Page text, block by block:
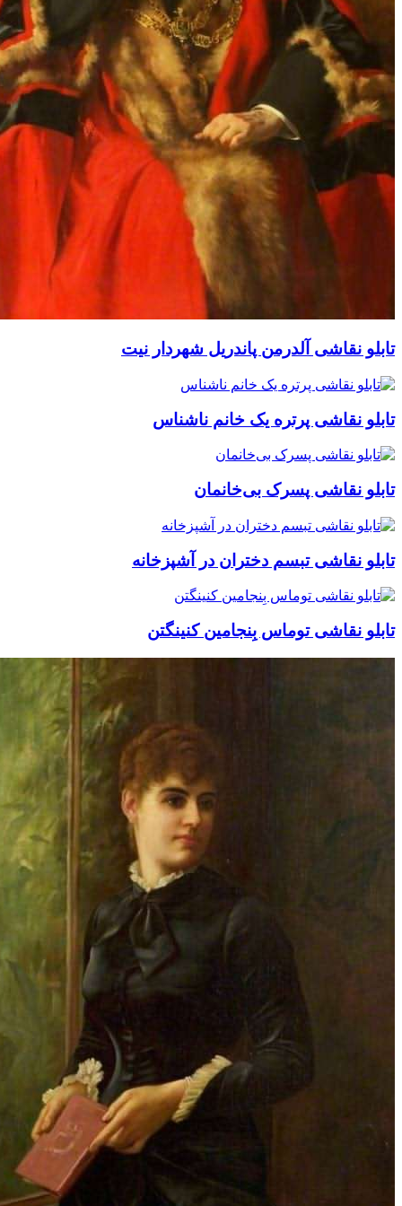
آلدرمن پاندریل شهردار نیت
پرتره یک خانم ناشناس
پسرک بی‌خانمان
تبسم دختران در آشپزخانه
توماس بِنجامین کنینگتن